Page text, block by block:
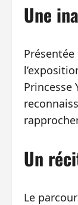
Une
Princesse
Un
Le